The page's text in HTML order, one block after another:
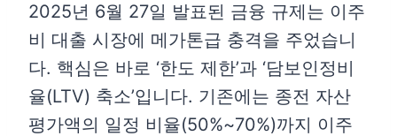
2025년 6월 27일 발표된 금융 규제는 이주
비 대출 시장에 메가톤급 충격을 주었습니
다. 핵심은 바로 ‘한도 제한’과 ‘담보인정비
율(LTV) 축소’입니다. 기존에는 종전 자산
평가액의 일정 비율(50%~70%)까지 이주